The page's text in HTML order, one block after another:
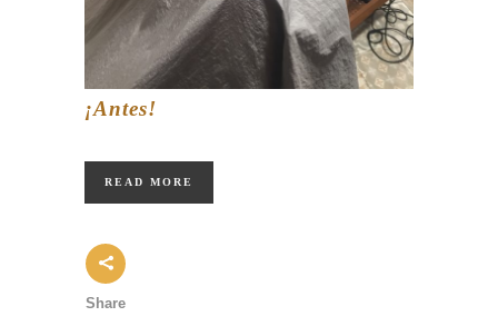
¡Antes!
READ MORE
Share